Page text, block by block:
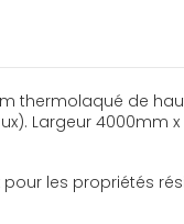
thermolaqué de
Largeur 4000mm x
les propriétés